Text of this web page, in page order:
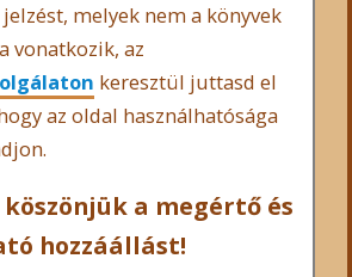
melyek nem a könyvek
vonatkozik, az
keresztül juttasd el
az oldal használhatósága
köszönjük a megértő és
hozzáállást!